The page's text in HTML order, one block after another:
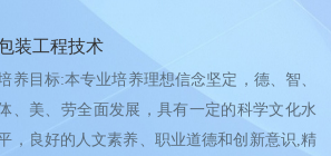
装工程技术
养目标:本专业培养理想信念坚定，德、智、
、美、劳全面发展，具有一定的科学文化水
，良好的人文素养、职业道德和创新意识,精